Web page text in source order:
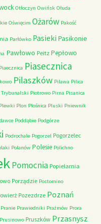
Otłoczyn Owińsk Ołuda
Oświęcim Ożarów Pakość
Parłówko Pasieki Pasikonie
Pawłowo Peitz Pepłowo
Piaecznica Piasecznica
Pilaszków Pilawa Pilica
Piotrowo Pirna Pisanica
Plewki Plon Plośnica Pluski Pniewnik
Poddąbie Podgórze
Podrochale Pogorzel Pogorzelec
Polanów Polesie Polichno
Pomocnia Popielarnia
Porządzie Postomino
Pozezdrze Poznań
Pranie Prawiedniki Prażmów Prora
Prusinowo Pruszków Przasnysz